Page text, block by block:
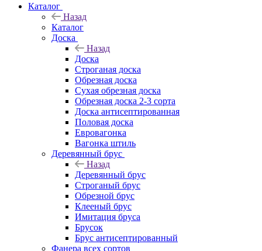
Каталог
Назад
Каталог
Доска
Назад
Доска
Строганая доска
Обрезная доска
Сухая обрезная доска
Обрезная доска 2-3 сорта
Доска антисептированная
Половая доска
Евровагонка
Вагонка штиль
Деревянный брус
Назад
Деревянный брус
Строганый брус
Обрезной брус
Клееный брус
Имитация бруса
Брусок
Брус антисептированный
Фанера всех сортов